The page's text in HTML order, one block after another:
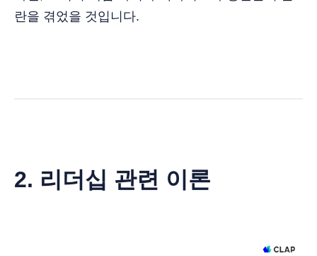
란을 겪었을 것입니다.
2. 리더십 관련 이론